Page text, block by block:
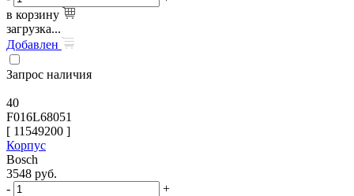
в корзину
загрузка...
Добавлен
Запрос наличия
40
F016L68051
[ 11549200 ]
Корпус
Bosch
3548 руб.
-
+